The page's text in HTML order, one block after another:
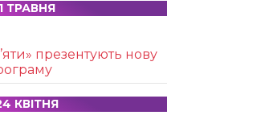
1 ТРАВНЯ
презентують нову
КВІТНЯ